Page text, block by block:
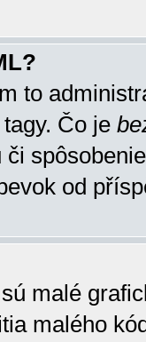
to
Čo je
od
malé
malého